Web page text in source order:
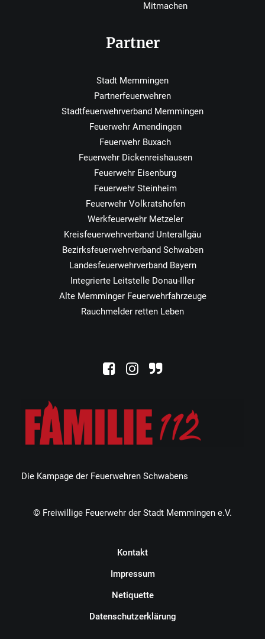
Die Kampage der Feuerwehren Schwabens
Mitmachen
Partner
Stadt Memmingen
Partnerfeuerwehren
Stadtfeuerwehrverband Memmingen
Feuerwehr Amendingen
Feuerwehr Buxach
Feuerwehr Dickenreishausen
Feuerwehr Eisenburg
Feuerwehr Steinheim
Feuerwehr Volkratshofen
Werkfeuerwehr Metzeler
Kreisfeuerwehrverband Unterallgäu
Bezirksfeuerwehrverband Schwaben
Landesfeuerwehrverband Bayern
Integrierte Leitstelle Donau-Iller
Alte Memminger Feuerwehrfahrzeuge
Rauchmelder retten Leben
© Freiwillige Feuerwehr der Stadt Memmingen e.V.
Kontakt
Impressum
Netiquette
Datenschutzerklärung